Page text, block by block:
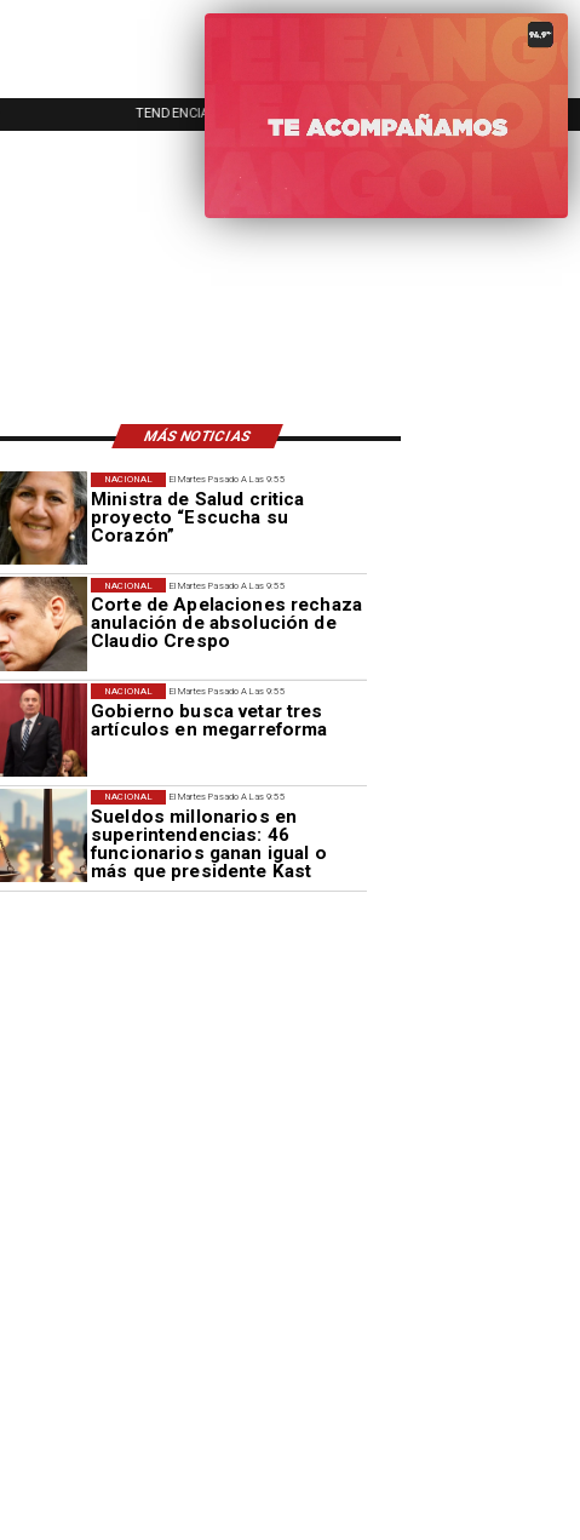
TENDENCIAS
MÁS NOTICIAS
El Martes Pasado A Las 9:55
Ministra de Salud critica
proyecto “Escucha su
Corazón”
NACIONAL
El Martes Pasado A Las 9:55
Corte de Apelaciones rechaza
anulación de absolución de
Claudio Crespo
NACIONAL
El Martes Pasado A Las 9:55
Gobierno busca vetar tres
artículos en megarreforma
NACIONAL
El Martes Pasado A Las 9:55
Sueldos millonarios en
superintendencias: 46
funcionarios ganan igual o
más que presidente Kast
NACIONAL